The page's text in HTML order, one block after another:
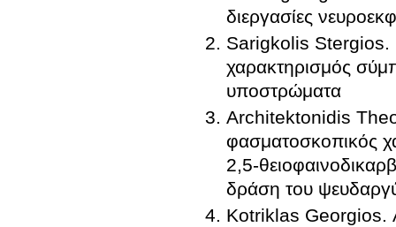
διεργασίες
Sarigkolis Stergios.
χαρακτηρισμός
υποστρώματα
Architektonidis
φασματοσκοπικός
2,5-
δράση του
Kotriklas Georgios.